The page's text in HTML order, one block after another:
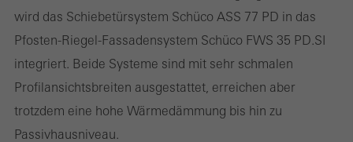
wird das Schiebetürsystem Schüco ASS 77 PD in das
Pfosten-Riegel-Fassadensystem Schüco FWS 35 PD.SI
integriert. Beide Systeme sind mit sehr schmalen
Profilansichtsbreiten ausgestattet, erreichen aber
trotzdem eine hohe Wärmedämmung bis hin zu
Passivhausniveau.
Statistik / Analyse Cookies
Diese Cookies werden zu statistischen Zwecken gesetzt, um die
Nutzung der Webseite zu analysieren und das Angebot,
beispielsweise durch Auswertung von durchgeführten